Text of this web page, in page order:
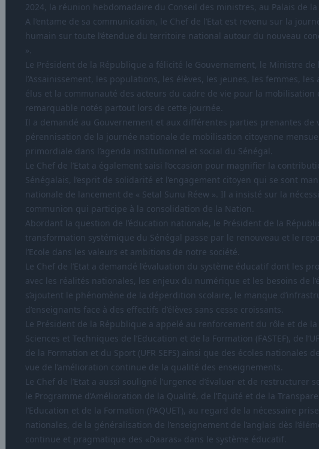
2024, la réunion hebdomadaire du Conseil des ministres, au Palais de la
A l’entame de sa communication, le Chef de l’Etat est revenu sur la
humain sur toute l’étendue du territoire national autour du nouveau
».
Le Président de la République a félicité le Gouvernement, le Ministre de
l’Assainissement, les populations, les élèves, les jeunes, les femmes,
élus et la communauté des acteurs du cadre de vie pour la mobilisation
remarquable notés partout lors de cette journée.
Il a demandé au Gouvernement et aux différentes parties prenantes de
pérennisation de la journée nationale de mobilisation citoyenne
primordiale dans l’agenda institutionnel et social du Sénégal.
Le Chef de l’Etat a également saisi l’occasion pour magnifier la
Sénégalais, l’esprit de solidarité et l’engagement citoyen qui se sont
nationale de lancement de « Setal Sunu Réew ». Il a insisté sur la
communion qui participe à la consolidation de la Nation.
Abordant la question de l’éducation nationale, le Président de la
transformation systémique du Sénégal passe par le renouveau et le
l’Ecole dans les valeurs et ambitions de notre société.
Le Chef de l’Etat a demandé l’évaluation du système éducatif dont les
avec les réalités nationales, les enjeux du numérique et les besoins de
s’ajoutent le phénomène de la déperdition scolaire, le manque
d’enseignants face à des effectifs d’élèves sans cesse croissants.
Le Président de la République a appelé au renforcement du rôle et de
Sciences et Techniques de l’Education et de la Formation (FASTEF), de
de la Formation et du Sport (UFR SEFS) ainsi que des écoles nationales
vue de l’amélioration continue de la qualité des enseignements.
Le Chef de l’Etat a aussi souligné l’urgence d’évaluer et de restructurer
le Programme d’Amélioration de la Qualité, de l’Equité et de la
l’Education et de la Formation (PAQUET), au regard de la nécessaire
nationales, de la généralisation de l’enseignement de l’anglais dès
continue et pragmatique des «Daaras» dans le système éducatif.